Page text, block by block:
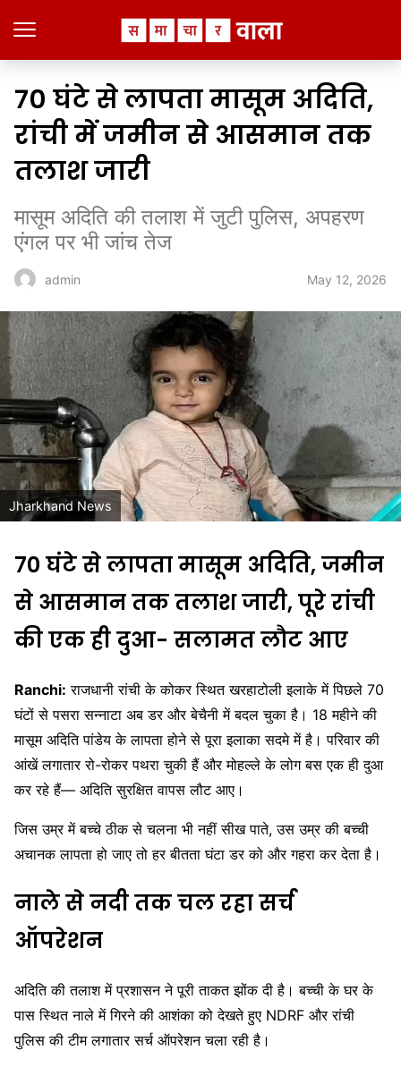
70 घंटे से लापता मासूम अदिति,
रांची में जमीन से आसमान तक
तलाश जारी
मासूम अदिति की तलाश में जुटी पुलिस, अपहरण
एंगल पर भी जांच तेज
admin May 12, 2026
Jharkhand News
70 घंटे से लापता मासूम अदिति, जमीन
से आसमान तक तलाश जारी, पूरे रांची
की एक ही दुआ- सलामत लौट आए
Ranchi: राजधानी रांची के कोकर स्थित खरहाटोली इलाके में पिछले 70
घंटों से पसरा सन्नाटा अब डर और बेचैनी में बदल चुका है। 18 महीने की
मासूम अदिति पांडेय के लापता होने से पूरा इलाका सदमे में है। परिवार की
आंखें लगातार रो-रोकर पथरा चुकी हैं और मोहल्ले के लोग बस एक ही दुआ
कर रहे हैं— अदिति सुरक्षित वापस लौट आए।
जिस उम्र में बच्चे ठीक से चलना भी नहीं सीख पाते, उस उम्र की बच्ची
अचानक लापता हो जाए तो हर बीतता घंटा डर को और गहरा कर देता है।
नाले से नदी तक चल रहा सर्च
ऑपरेशन
अदिति की तलाश में प्रशासन ने पूरी ताकत झोंक दी है। बच्ची के घर के
पास स्थित नाले में गिरने की आशंका को देखते हुए NDRF और रांची
पुलिस की टीम लगातार सर्च ऑपरेशन चला रही है।